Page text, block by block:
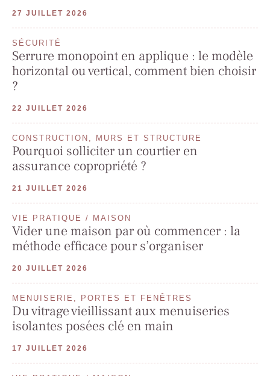
27 JUILLET 2026
SÉCURITÉ
Serrure monopoint en applique : le modèle
horizontal ou vertical, comment bien choisir
?
22 JUILLET 2026
CONSTRUCTION, MURS ET STRUCTURE
Pourquoi solliciter un courtier en
assurance copropriété ?
21 JUILLET 2026
VIE PRATIQUE / MAISON
Vider une maison par où commencer : la
méthode efficace pour s’organiser
20 JUILLET 2026
MENUISERIE, PORTES ET FENÊTRES
Du vitrage vieillissant aux menuiseries
isolantes posées clé en main
17 JUILLET 2026